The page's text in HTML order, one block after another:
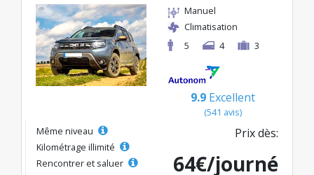
Manuel
Climatisation
5
4 3
9.9 Excellent
(541 avis)
Même niveau
Kilométrage illimité
Rencontrer et saluer
Prix dès:
64€/journé